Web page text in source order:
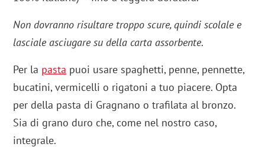
Non dovranno risultare troppo scure, quindi scolale e
lasciale asciugare su della carta assorbente.
Per la pasta puoi usare spaghetti, penne, pennette,
bucatini, vermicelli o rigatoni a tuo piacere. Opta
per della pasta di Gragnano o trafilata al bronzo.
Sia di grano duro che, come nel nostro caso,
integrale.